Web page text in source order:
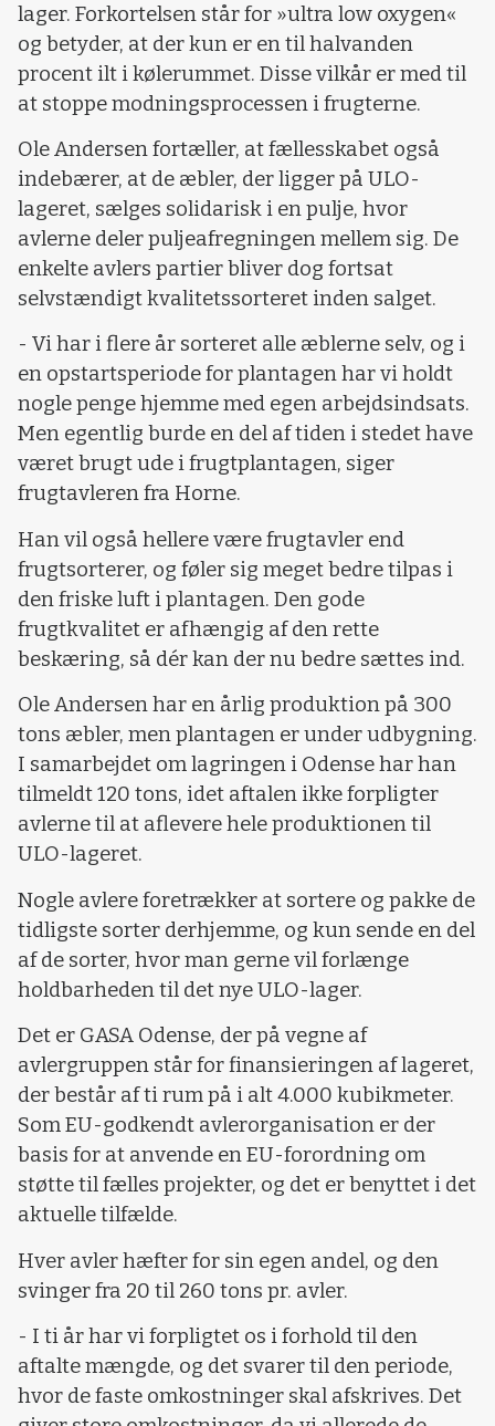
lager. Forkortelsen står for »ultra low oxygen«
og betyder, at der kun er en til halvanden
procent ilt i kølerummet. Disse vilkår er med til
at stoppe modningsprocessen i frugterne.
Ole Andersen fortæller, at fællesskabet også
indebærer, at de æbler, der ligger på ULO-
lageret, sælges solidarisk i en pulje, hvor
avlerne deler puljeafregningen mellem sig. De
enkelte avlers partier bliver dog fortsat
selvstændigt kvalitetssorteret inden salget.
- Vi har i flere år sorteret alle æblerne selv, og i
en opstartsperiode for plantagen har vi holdt
nogle penge hjemme med egen arbejdsindsats.
Men egentlig burde en del af tiden i stedet have
været brugt ude i frugtplantagen, siger
frugtavleren fra Horne.
Han vil også hellere være frugtavler end
frugtsorterer, og føler sig meget bedre tilpas i
den friske luft i plantagen. Den gode
frugtkvalitet er afhængig af den rette
beskæring, så dér kan der nu bedre sættes ind.
Ole Andersen har en årlig produktion på 300
tons æbler, men plantagen er under udbygning.
I samarbejdet om lagringen i Odense har han
tilmeldt 120 tons, idet aftalen ikke forpligter
avlerne til at aflevere hele produktionen til
ULO-lageret.
Nogle avlere foretrækker at sortere og pakke de
tidligste sorter derhjemme, og kun sende en del
af de sorter, hvor man gerne vil forlænge
holdbarheden til det nye ULO-lager.
Det er GASA Odense, der på vegne af
avlergruppen står for finansieringen af lageret,
der består af ti rum på i alt 4.000 kubikmeter.
Som EU-godkendt avlerorganisation er der
basis for at anvende en EU-forordning om
støtte til fælles projekter, og det er benyttet i det
aktuelle tilfælde.
Hver avler hæfter for sin egen andel, og den
svinger fra 20 til 260 tons pr. avler.
- I ti år har vi forpligtet os i forhold til den
aftalte mængde, og det svarer til den periode,
hvor de faste omkostninger skal afskrives. Det